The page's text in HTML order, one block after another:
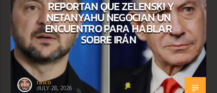
REPORTAN QUE ZELENSKI Y
NETANYAHU NEGOCIAN UN
ENCUENTRO PARA HABLAR
SOBRE IRÁN
rasco
JULY 28, 2026